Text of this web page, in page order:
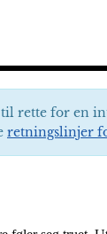
rette for en
retningslinjer